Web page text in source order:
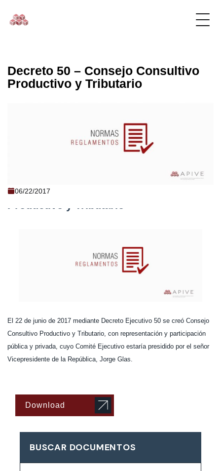
Decreto 50 – Consejo Consultivo
Productivo y Tributario
06/22/2017
Decreto 50 - Consejo Consultivo
Productivo y Tributario
El 22 de junio de 2017 mediante Decreto Ejecutivo 50 se creó Consejo
Consultivo Productivo y Tributario, con representación y participación
pública y privada, cuyo Comité Ejecutivo estaría presidido por el señor
Vicepresidente de la República, Jorge Glas.
Download
BUSCAR DOCUMENTOS